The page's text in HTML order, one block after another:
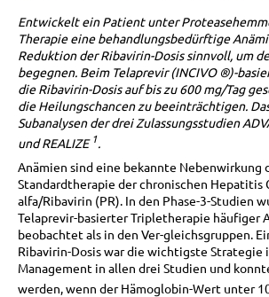
Entwickelt ein Patient unter
Therapie eine behandlungsbedürftige
Reduktion der Ribavirin-Dosis sinnvoll, um
begegnen. Beim Telaprevir (INCIVO ®)-
die Ribavirin-Dosis auf bis zu 600 mg/Tag
die Heilungschancen zu beeinträchtigen.
Subanalysen der drei Zulassungsstudien
und REALIZE1
Anämien sind eine bekannte Nebenwirkung
Standardtherapie der chronischen Hepatitis
alfa/Ribavirin (PR). In den Phase-3-Studien
Telaprevir-basierter Tripletherapie häufiger
beobachtet als in den Ver-gleichsgruppen.
Ribavirin-Dosis war die wichtigste Strategie
Management in allen drei Studien und
werden, wenn der Hämoglobin-Wert unter